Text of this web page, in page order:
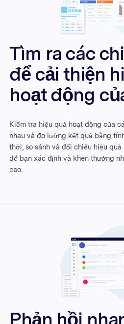
Tìm ra các
để cải thiện
hoạt động
Kiểm tra hiệu quả hoạt động của
nhau và đo lường kết quả bằng
thời, so sánh và đối chiếu hiệu
để bạn xác định và khen thưởng
cao.
Phản hồi